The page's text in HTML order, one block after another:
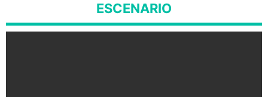
ESCENARIO